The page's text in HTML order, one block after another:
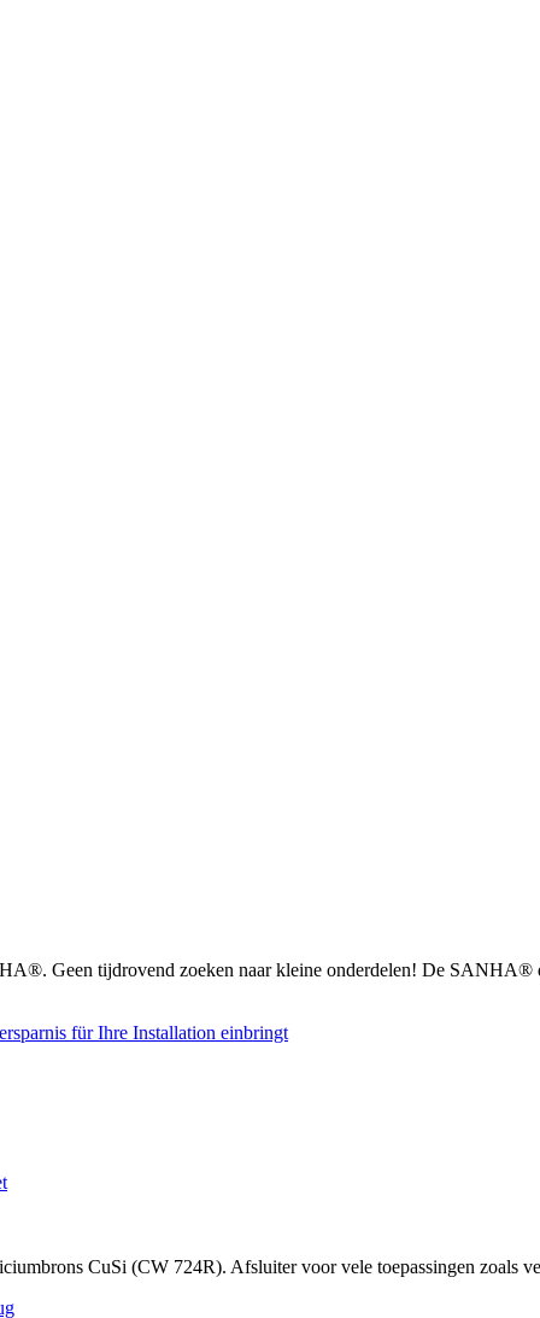
Geen tijdrovend zoeken naar kleine onderdelen! De SANHA®
CuSi (CW 724R). Afsluiter voor vele toepassingen zoals